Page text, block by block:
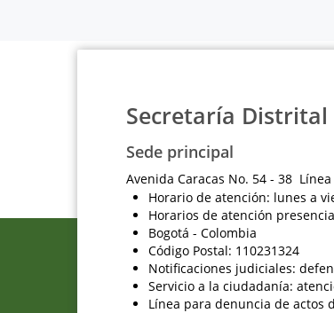
Secretaría
Sede principal
Avenida Caracas No. 54 - 38
Horario de atención: lunes a
Horarios de atención
Bogotá - Colombia
Código Postal: 110231324
Notificaciones judiciales:
Servicio a la ciudadanía:
Línea para denuncia de actos